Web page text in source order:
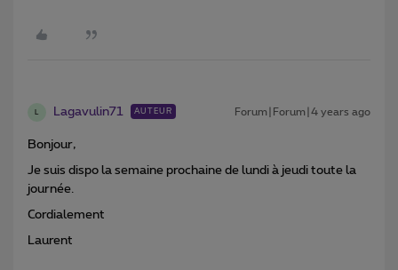
Lagavulin71 AUTEUR Forum|Forum|4 years ago
Bonjour,
Je suis dispo la semaine prochaine de lundi à jeudi toute la
journée.
Cordialement
Laurent